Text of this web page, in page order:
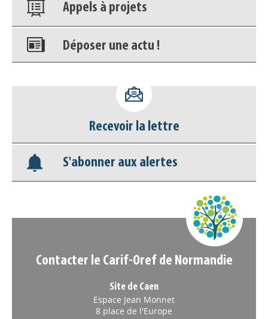
Appels à projets
Déposer une actu !
déconnecter)
Base documentaire
Nos veilles Scoop.it
Recevoir la lettre
S'abonner aux alertes
Contacter le Carif-Oref de Normandie
Site de Caen
Espace Jean Monnet
8 place de l'Europe